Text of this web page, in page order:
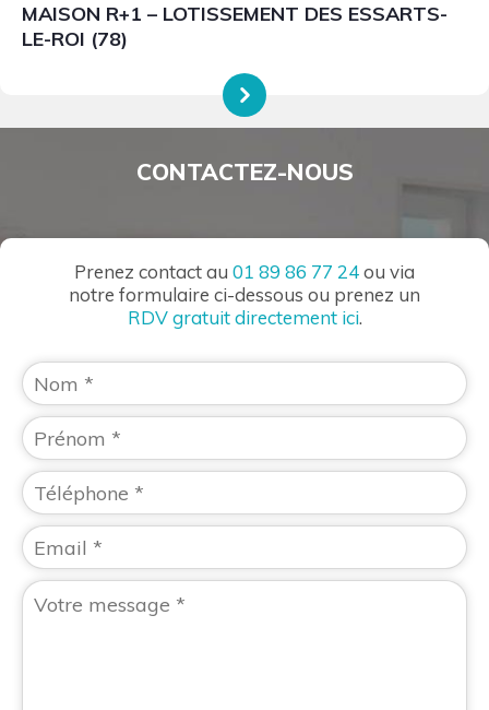
MAISON R+1 – LOTISSEMENT DES ESSARTS-
LE-ROI (78)
CONTACTEZ-NOUS
Prenez contact au 01 89 86 77 24ou via
notre formulaire ci-dessous ou prenez un
RDV gratuit directement ici.